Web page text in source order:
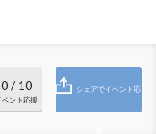
0/ 10
ント応援
シェアでイベント応